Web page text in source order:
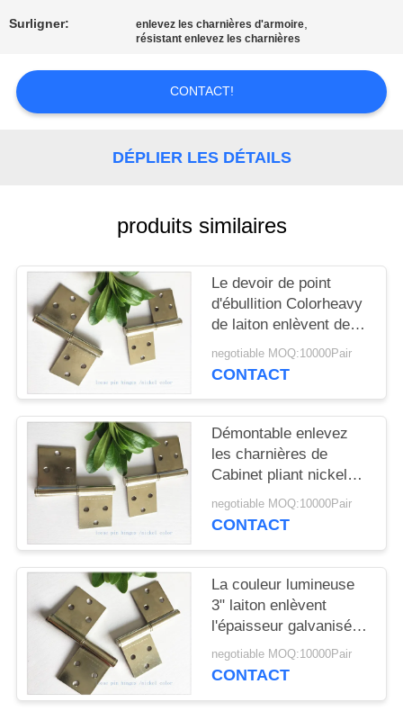
CONTACTEZ-
NOUS
NOUVELLES
SITE
PRIVACY
POLICY
Surligner: enlevez les charnières d'armoire,
résistant enlevez les charnières
CONTACT!
DÉPLIER LES DÉTAILS
produits similaires
Le devoir de point
d'ébullition Colorheavy
de laiton enlèvent des
charnières, enlèvent le
type démontable de
negotiable MOQ:10000Pair
CONTACT
Démontable enlevez
les charnières de
Cabinet pliant nickelé
de morceaux de type
deux de Moyen-Orient
negotiable MOQ:10000Pair
CONTACT
La couleur lumineuse
3" laiton enlèvent
l'épaisseur galvanisée
du matériel 1.0mm en
métal de charnières
negotiable MOQ:10000Pair
CONTACT